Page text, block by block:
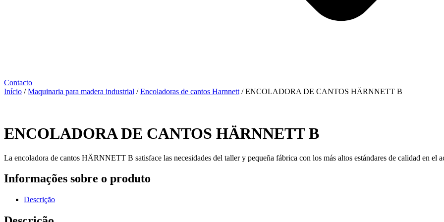
Contacto
Início /Maquinaria para madera industrial /Encoladoras de cantos Harnnett / ENCOLADORA DE CANTOS HÄRNNETT B
ENCOLADORA DE CANTOS HÄRNNETT B
La encoladora de cantos HÄRNNETT B satisface las necesidades del taller y pequeña fábrica con los más altos estándares de calidad en el
Informações sobre o produto
Descrição